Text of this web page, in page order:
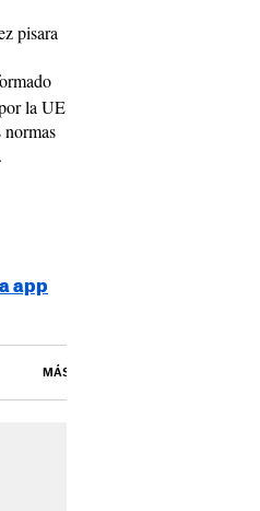
pisara
la UE
app
MÁS